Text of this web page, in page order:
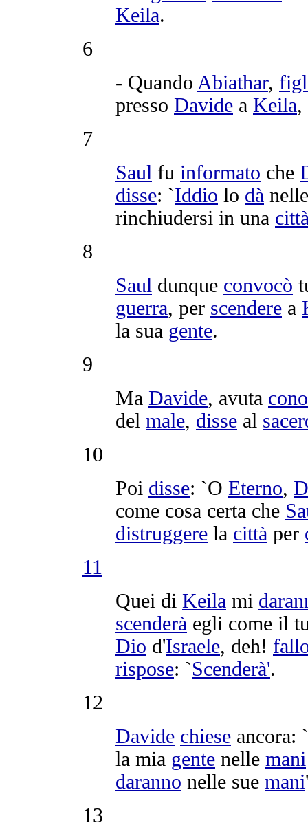
Keila.
6
- Quando Abiathar,
presso Davide a Keila,
7
Saul fu informato che
disse: `Iddio lo dà
rinchiudersi in una
8
Saul dunque convocò
guerra, per scendere a
la sua gente.
9
Ma Davide, avuta
del male, disse al
10
Poi disse: `O Eterno,
come cosa certa che
distruggere la città per
11
Quei di Keila mi
scenderà egli come il
Dio d'Israele, deh!
rispose: `Scenderà'.
12
Davide chiese ancora:
la mia gente nelle mani
daranno nelle sue mani
13